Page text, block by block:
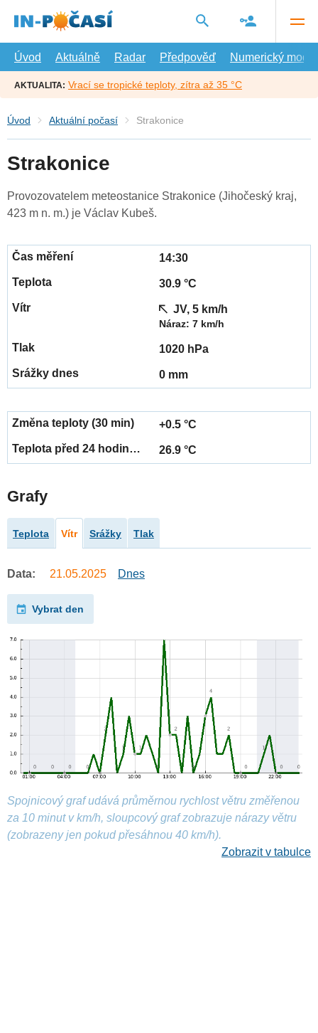
hlavní
Úvod
Aktuálně Radar Předpověď Numerický model
AKTUALITA: Vrací se tropické teploty, zítra až 35 °C
Úvod Aktuální počasí Strakonice
Strakonice
Provozovatelem meteostanice Strakonice (Jihočeský kraj,
423 m n. m.) je Václav Kubeš.
14:30
30.9 °C
JV, 5 km/h
Náraz: 7 km/h
1020 hPa
0 mm
+0.5 °C
26.9 °C
Grafy
Teplota Vítr Srážky Tlak
Data: 21.05.2025 Dnes
Vybrat den
Spojnicový graf udává průměrnou rychlost větru změřenou
za 10 minut v km/h, sloupcový graf zobrazuje nárazy větru
(zobrazeny jen pokud přesáhnou 40 km/h).
Zobrazit v tabulce